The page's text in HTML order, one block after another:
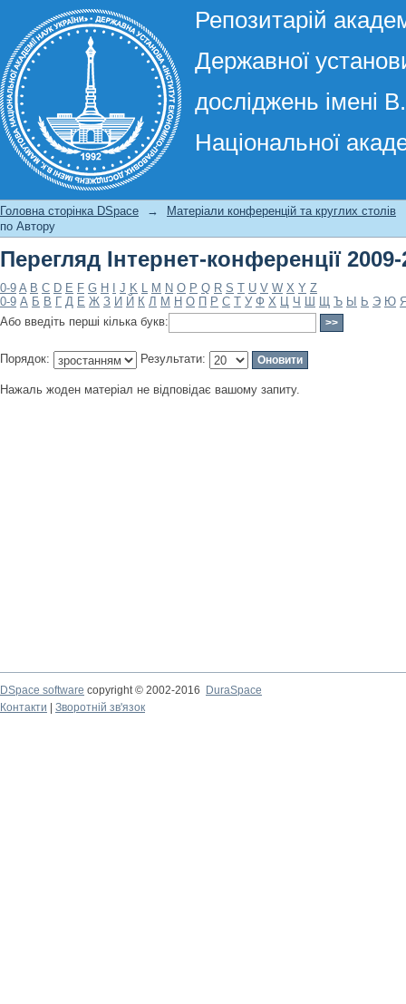
Репозитарій
Державної
досліджень імені
Національної
Перегляд Інтернет-конференції
Головна сторінка DSpace → Матеріали конференцій та круглих столів
по Автору
Перегляд Інтернет-конференції
0-9 A B C D E F G H J K L M N O P Q R S T U V W X Y Z
0-9 А Б В Г Д Е Ж З И Й К Л М Н О П Р С Т У Ф Х Ц Ч Ш Щ Ъ Ы Ь Э Ю
Або введіть перші кілька букв:
Порядок: Результати:
Нажаль жоден матеріал не відповідає вашому запиту.
DSpace software copyright © 2002-2016
DuraSpace
Контакти
Зворотній зв'язок